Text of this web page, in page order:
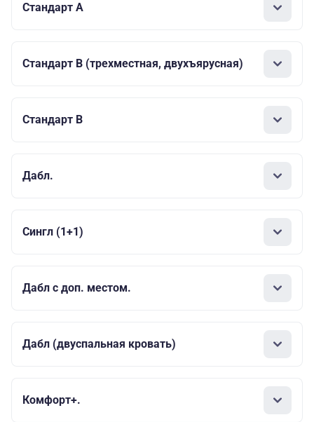
Стандарт А
Стандарт В (трехместная, двухъярусная)
Стандарт B
Дабл.
Сингл (1+1)
Дабл с доп. местом.
Дабл (двуспальная кровать)
Комфорт+.